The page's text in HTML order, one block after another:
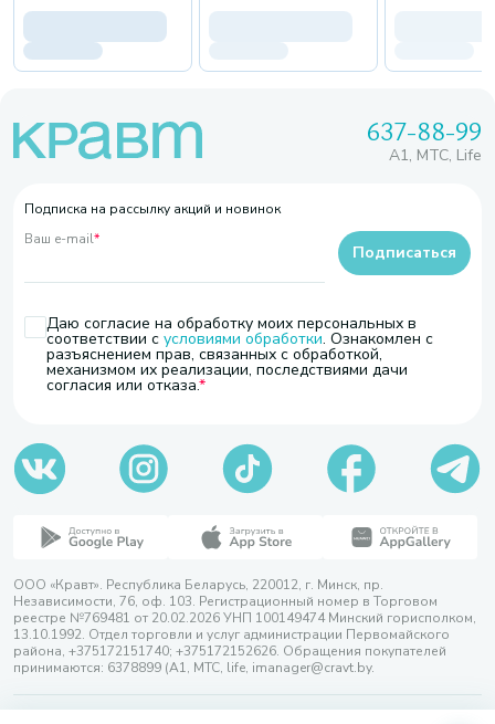
637-88-99
A1, МТС, Life
Подписка на рассылку акций и новинок
Ваш e-mail*
Даю согласие на обработку моих персональных в
соответствии с условиями обработки. Ознакомлен с
разъяснением прав, связанных с обработкой,
механизмом их реализации, последствиями дачи
согласия или отказа.
Подписаться
ООО «Кравт». Республика Беларусь, 220012, г. Минск, пр.
Независимости, 76, оф. 103. Регистрационный номер в Торговом
реестре №769481 от 20.02.2026 УНП 100149474 Минский горисполком,
13.10.1992. Отдел торговли и услуг администрации Первомайского
района, +375172151740; +375172152626. Обращения покупателей
принимаются: 6378899 (А1, МТС, life, imanager@cravt.by.